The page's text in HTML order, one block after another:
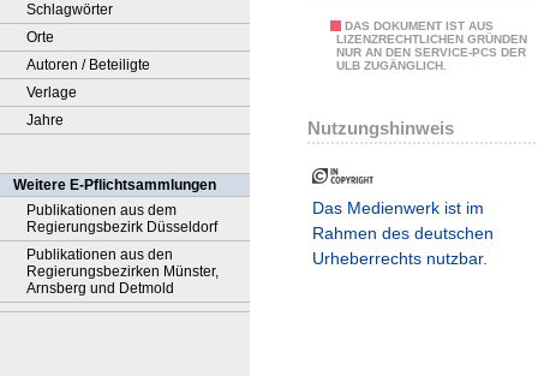
Schlagwörter
Orte
Autoren / Beteiligte
Verlage
Jahre
Weitere E-Pflichtsammlungen
Publikationen aus dem
Regierungsbezirk Düsseldorf
Publikationen aus den
Regierungsbezirken Münster,
Arnsberg und Detmold
DAS DOKUMENT IST AUS
LIZENZRECHTLICHEN GRÜNDEN
NUR AN DEN SERVICE-PCS DER
ULB ZUGÄNGLICH.
Nutzungshinweis
Das Medienwerk ist im
Rahmen des deutschen
Urheberrechts nutzbar.